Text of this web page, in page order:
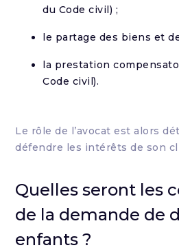
du Code civil) ;
le partage des biens et
la prestation
Code civil).
Le rôle de l’avocat est alors
défendre les intérêts de son
Quelles seront les
de la demande de
enfants ?